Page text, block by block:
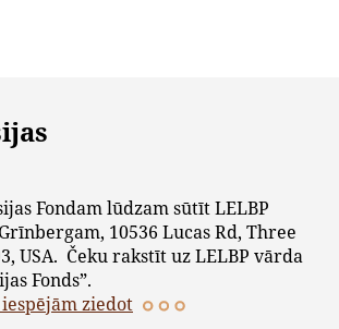
Fondam lūdzam sūtīt LELBP
10536 Lucas Rd, Three
USA. Čeku rakstīt uz LELBP vārda
Fonds”.
ziedot